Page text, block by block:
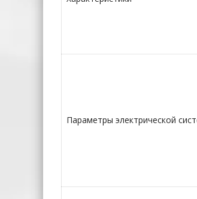
Параметры электрической